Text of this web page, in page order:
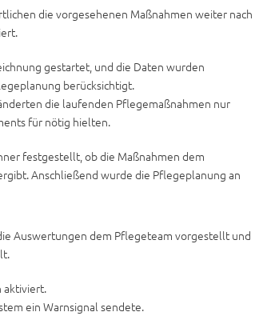
die vorgesehenen Maßnahmen weiter nach
gestartet, und die Daten wurden
berücksichtigt.
die laufenden Pflegemaßnahmen nur
für nötig hielten.
festgestellt, ob die Maßnahmen dem
Anschließend wurde die Pflegeplanung an
Auswertungen dem Pflegeteam vorgestellt und
aktiviert.
ein Warnsignal sendete.